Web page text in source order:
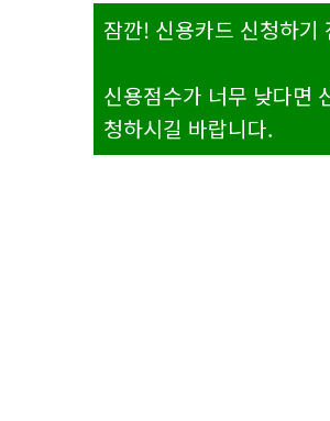
잠깐! 신용카드 신청하기
신용점수가 너무 낮다면
청하시길 바랍니다.